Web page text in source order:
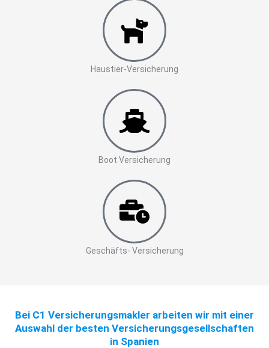
Haustier-Versicherung
Boot Versicherung
Geschäfts- Versicherung
Bei C1 Versicherungsmakler arbeiten wir mit einer
Auswahl der besten Versicherungsgesellschaften
in Spanien